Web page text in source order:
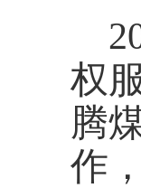
权
腾
作